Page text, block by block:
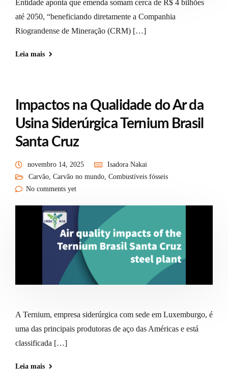
Entidade aponta que emenda somam cerca de R$ 4 bilhões
até 2050, “beneficiando diretamente a Companhia
Riograndense de Mineração (CRM) […]
Leia mais
Impactos na Qualidade do Ar da
Usina Siderúrgica Ternium Brasil
Santa Cruz
novembro 14, 2025
Isadora Nakai
Carvão, Carvão no mundo, Combustíveis fósseis
No comments yet
A Ternium, empresa siderúrgica com sede em Luxemburgo, é
uma das principais produtoras de aço das Américas e está
classificada […]
Leia mais